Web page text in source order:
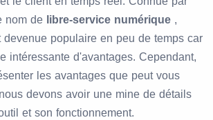
nom de libre-service numérique ,
devenue populaire en peu de temps car
intéressante d'avantages. Cependant,
les avantages que peut vous
devons avoir une mine de détails
et son fonctionnement.